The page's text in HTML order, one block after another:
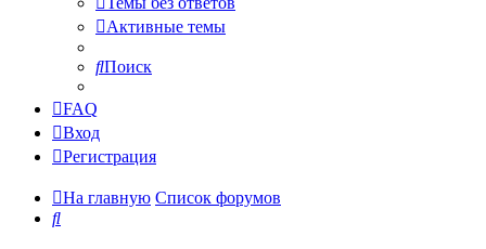
Активные темы
Поиск
FAQ
Вход
Регистрация
На главную Список форумов
Поиск